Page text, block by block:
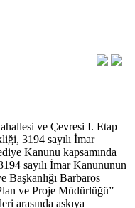
ve Çevresi I. Etap
3194 sayılı İmar
Kanunu kapsamında
sayılı İmar Kanununun
Başkanlığı Barbaros
ve Proje Müdürlüğü”
arasında askıya